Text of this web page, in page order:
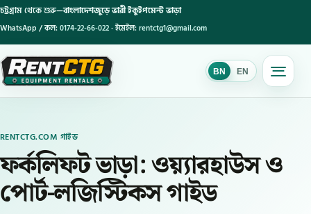
চট্টগ্রাম থেকে শুরু—বাংলাদেশজুড়ে ভারী ইকুইপমেন্ট ভাড়া
WhatsApp / কল:0174-22-66-022· ইমেইল:rentctg1@gmail.com
BN EN
BN
RENTCTG.COM গাইড
ফর্কলিফট ভাড়া: ওয়্যারহাউস ও
পোর্ট-লজিস্টিকস গাইড